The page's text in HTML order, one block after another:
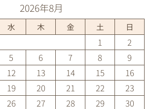
2026年8月
水 木 金 土 日
1
2
5 6 7 8
9
12 13 14 15
16
19 20 21 22
23
26 27 28 29 30